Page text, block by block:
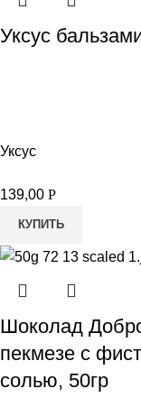
Уксус
Уксус
139,00 Р
КУПИТЬ
Шоколад
пекмезе с
солью, 50гр